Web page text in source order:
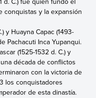
conquistas y la expansión
y Huayna Capac (1493-
Pachacuti Inca Yupanqui.
(1525-1532 d. C.) y
década de conflictos
con la victoria de
los conquistadores
de esta dinastía.